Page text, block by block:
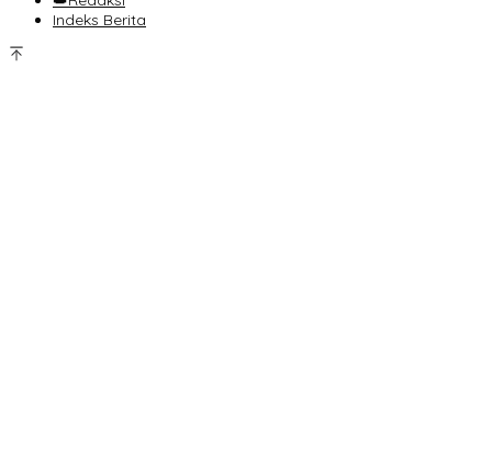
Indeks Berita